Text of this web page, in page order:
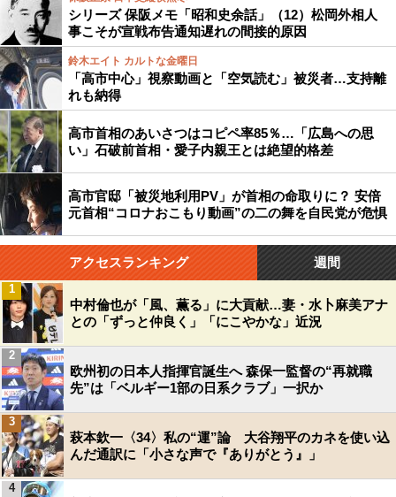
シリーズ 保阪メモ「昭和史余話」（12）松岡外相人
事こそが宣戦布告通知遅れの間接的原因
鈴木エイト カルトな金曜日
「高市中心」視察動画と「空気読む」被災者…支持離
れも納得
高市首相のあいさつはコピペ率85％…「広島への思
い」石破前首相・愛子内親王とは絶望的格差
高市官邸「被災地利用PV」が首相の命取りに？ 安倍
元首相“コロナおこもり動画”の二の舞を自民党が危惧
アクセスランキング 週間
中村倫也が「風、薫る」に大貢献…妻・水卜麻美アナ
との「ずっと仲良く」「にこやかな」近況
1
欧州初の日本人指揮官誕生へ 森保一監督の“再就職
先”は「ベルギー1部の日系クラブ」一択か
2
萩本欽一〈34〉私の“運”論 大谷翔平のカネを使い込
んだ通訳に「小さな声で『ありがとう』」
3
4